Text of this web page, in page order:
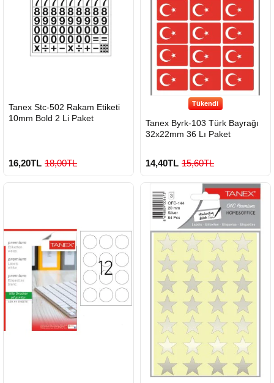
Çok Satılan Ürün
GÖNDERİ
Tanex Stc-502 Rakam Etiketi
10mm Bold 2 Li Paket
16,20TL 18,00TL
Tükendi
Tanex Byrk-103 Türk Bayrağı
32x22mm 36 Lı Paket
14,40TL 15,60TL